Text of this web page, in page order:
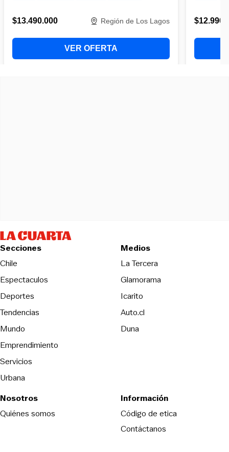
Secciones
Chile
Espectaculos
Deportes
Tendencias
Mundo
Emprendimiento
Servicios
Urbana
Medios
La Tercera
Glamorama
Icarito
Auto.cl
Duna
Nosotros
Quiénes somos
Información
Código de etica
Contáctanos